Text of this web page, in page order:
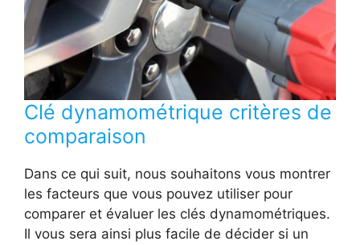
Clé dynamométrique critères de
comparaison
Dans ce qui suit, nous souhaitons vous montrer
les facteurs que vous pouvez utiliser pour
comparer et évaluer les clés dynamométriques.
Il vous sera ainsi plus facile de décider si un